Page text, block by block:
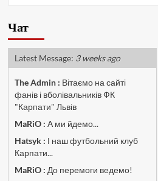
Чат
Latest Message: 3 weeks ago
The Admin: Вітаємо на сайті
фанів і вболівальників ФК
"Карпати" Львів
MaRiO : А ми йдемо...
Hatsyk : І наш футбольний клуб
Карпати...
MaRiO : До перемоги ведемо!